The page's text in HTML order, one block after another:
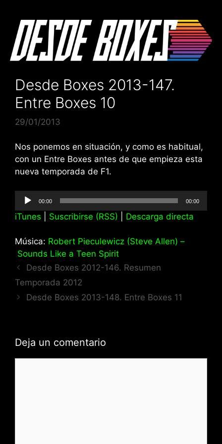
contenido
Desde Boxes 2013-147.
Entre Boxes 10
29/01/2013
Nos ponemos en situación, y como es habitual,
con un Entre Boxes antes de que empieza esta
nueva temporada de F1.
Reproductor
de
audio
00:00 00:00
iTunes Suscribirse (RSS) Descarga directa
Música: Robert Pieculewicz (Steve Allen) –
Sounds Like a Teen Spirit
Desde Boxes 2012-146. Resumen
Temporada 2012
Desde Boxes 2013-148. Entre Boxes 11
Deja un comentario